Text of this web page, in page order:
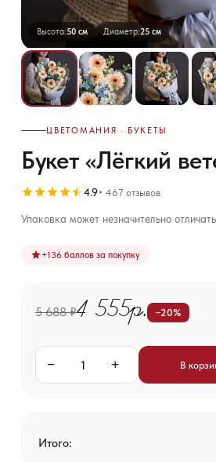
Высота:50 см Диаметр:25 см
ЦВЕТОМАНИЯ · БУКЕТЫ
Букет «Лёгкий
4.9 467 отзывов
Упаковка может незначительно
+136 баллов за покупку
5 688 ₽4 555р. −20%
− + В
Итого: